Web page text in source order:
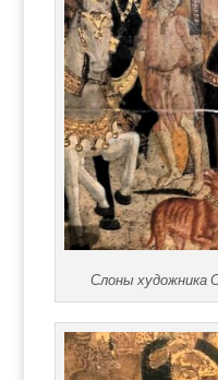
Слоны художника